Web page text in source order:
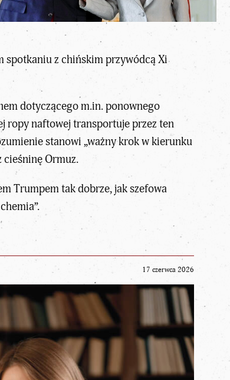
spotkaniu zchińskim przywódcą Xi
dotyczącego m.in. ponownego
ropy naftowej transportuje przez ten
stanowi „ważny krok w kierunku
cieśninę Ormuz.
Trumpem tak dobrze, jak szefowa
17 czerwca 2026